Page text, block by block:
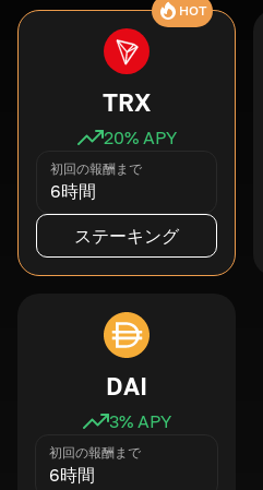
HOT
TRX
20% APY
初回の報酬まで
6時間
ステーキング
DAI
3% APY
初回の報酬まで
6時間